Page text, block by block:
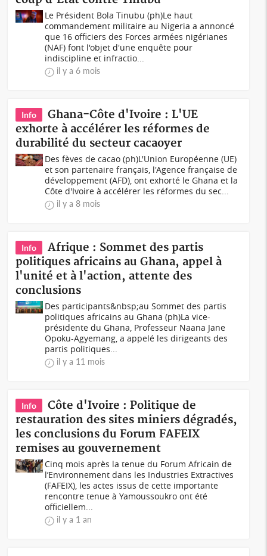
Le Président Bola Tinubu (ph)Le haut
commandement militaire au Nigeria a annoncé
que 16 officiers des Forces armées nigérianes
(NAF) font l'objet d'une enquête pour
indiscipline et infractio...
il y a 6 mois
Info
Ghana-Côte d'Ivoire : L'UE
exhorte à accélérer les réformes de
durabilité du secteur cacaoyer
Des fèves de cacao (ph)L'Union Européenne (UE)
et son partenaire français, l'Agence française de
développement (AFD), ont exhorté le Ghana et la
Côte d'Ivoire à accélérer les réformes du sec...
il y a 8 mois
Info
Afrique : Sommet des partis
politiques africains au Ghana, appel à
l'unité et à l'action, attente des
conclusions
Des participants&nbsp;au Sommet des partis
politiques africains au Ghana (ph)La vice-
présidente du Ghana, Professeur Naana Jane
Opoku-Agyemang, a appelé les dirigeants des
partis politiques...
il y a 11 mois
Info
Côte d'Ivoire : Politique de
restauration des sites miniers dégradés,
les conclusions du Forum FAFEIX
remises au gouvernement
Cinq mois après la tenue du Forum Africain de
l’Environnement dans les Industries Extractives
(FAFEIX), les actes issus de cette importante
rencontre tenue à Yamoussoukro ont été
officiellem...
il y a 1 an